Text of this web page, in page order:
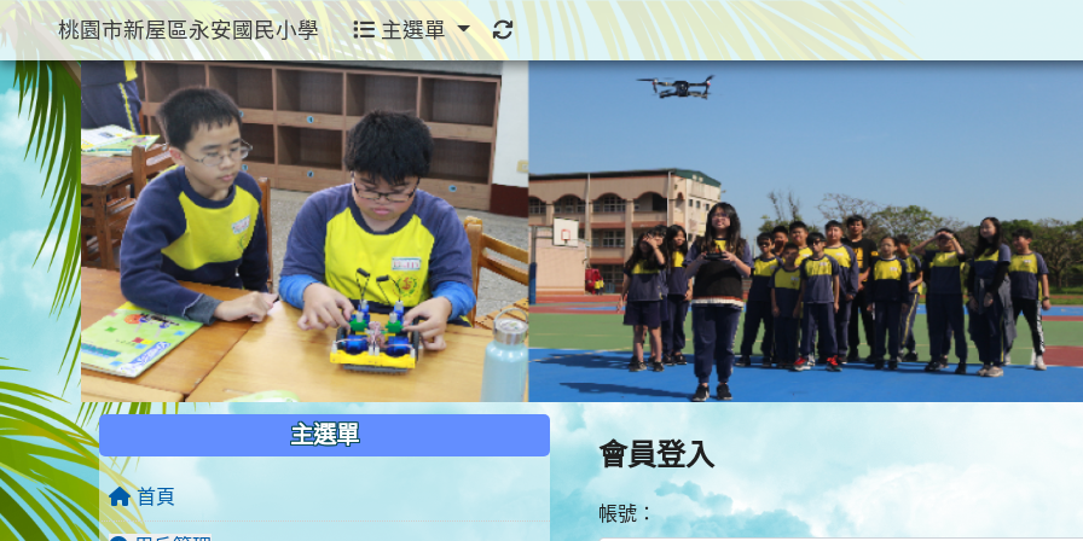
會員登入
帳號：
::: 主選單
首頁
桃園市新屋區永安國民小學 ::: 主選單